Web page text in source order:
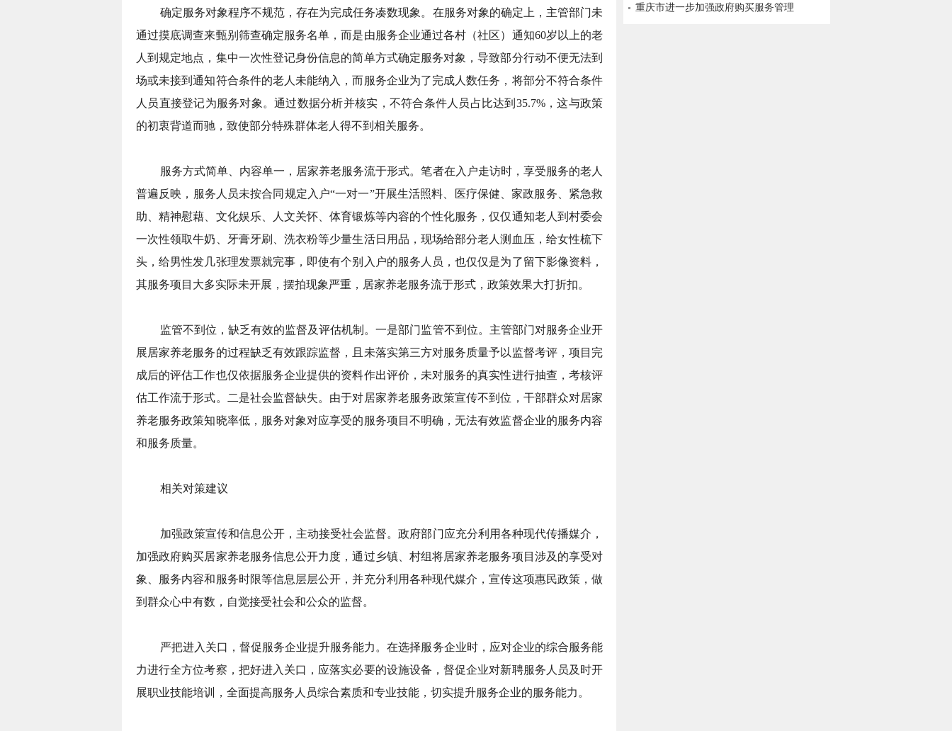
确定服务对象程序不规范，存在为完成任务凑数现象。在服务对象的确定上，主管部门未
通过摸底调查来甄别筛查确定服务名单，而是由服务企业通过各村（社区）通知60岁以上的老
人到规定地点，集中一次性登记身份信息的简单方式确定服务对象，导致部分行动不便无法到
场或未接到通知符合条件的老人未能纳入，而服务企业为了完成人数任务，将部分不符合条件
人员直接登记为服务对象。通过数据分析并核实，不符合条件人员占比达到35.7%，这与政策
的初衷背道而驰，致使部分特殊群体老人得不到相关服务。
服务方式简单、内容单一，居家养老服务流于形式。笔者在入户走访时，享受服务的老人
普遍反映，服务人员未按合同规定入户“一对一”开展生活照料、医疗保健、家政服务、紧急救
助、精神慰藉、文化娱乐、人文关怀、体育锻炼等内容的个性化服务，仅仅通知老人到村委会
一次性领取牛奶、牙膏牙刷、洗衣粉等少量生活日用品，现场给部分老人测血压，给女性梳下
头，给男性发几张理发票就完事，即使有个别入户的服务人员，也仅仅是为了留下影像资料，
其服务项目大多实际未开展，摆拍现象严重，居家养老服务流于形式，政策效果大打折扣。
监管不到位，缺乏有效的监督及评估机制。一是部门监管不到位。主管部门对服务企业开
展居家养老服务的过程缺乏有效跟踪监督，且未落实第三方对服务质量予以监督考评，项目完
成后的评估工作也仅依据服务企业提供的资料作出评价，未对服务的真实性进行抽查，考核评
估工作流于形式。二是社会监督缺失。由于对居家养老服务政策宣传不到位，干部群众对居家
养老服务政策知晓率低，服务对象对应享受的服务项目不明确，无法有效监督企业的服务内容
和服务质量。
相关对策建议
加强政策宣传和信息公开，主动接受社会监督。政府部门应充分利用各种现代传播媒介，
加强政府购买居家养老服务信息公开力度，通过乡镇、村组将居家养老服务项目涉及的享受对
象、服务内容和服务时限等信息层层公开，并充分利用各种现代媒介，宣传这项惠民政策，做
到群众心中有数，自觉接受社会和公众的监督。
严把进入关口，督促服务企业提升服务能力。在选择服务企业时，应对企业的综合服务能
力进行全方位考察，把好进入关口，应落实必要的设施设备，督促企业对新聘服务人员及时开
展职业技能培训，全面提高服务人员综合素质和专业技能，切实提升服务企业的服务能力。
重庆市进一步加强政府购买服务管理